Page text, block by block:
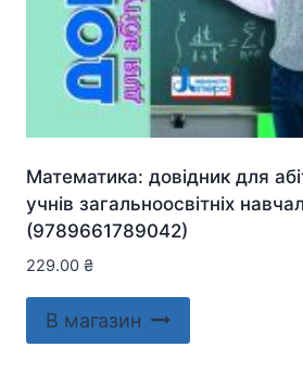
Математика: довідник для
учнів загальноосвітніх
(9789661789042)
229.00 ₴
В магазин